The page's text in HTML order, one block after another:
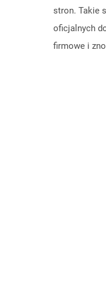
stron. Takie
oficjalnych
firmowe i